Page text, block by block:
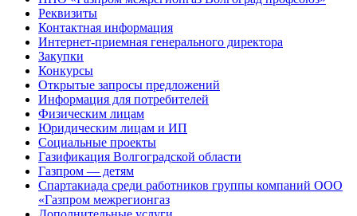
Реквизиты
Контактная информация
Интернет-приемная генерального директора
Закупки
Конкурсы
Открытые запросы предложений
Информация для потребителей
Физическим лицам
Юридическим лицам и ИП
Социальные проекты
Газификация Волгоградской области
Газпром — детям
Спартакиада среди работников группы компаний ООО
«Газпром межрегионгаз